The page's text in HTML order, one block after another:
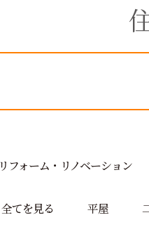
リフォーム・リノベーション
全てを見る 平屋